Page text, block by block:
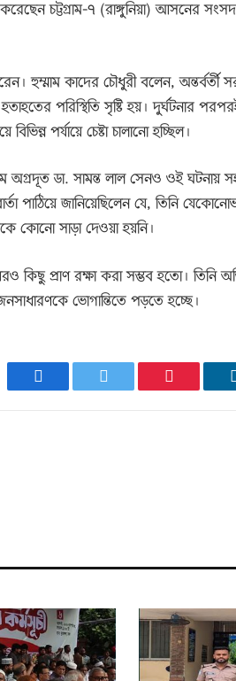
চট্টগ্রাম-৭ (রাঙ্গুনিয়া) আসনের
হুম্মাম কাদের চৌধুরী বলেন, অন্তর্বর্তী
পরিস্থিতি সৃষ্টি হয়। দুর্ঘটনার
পর্যায়ে চেষ্টা চালানো হচ্ছিল।
অগ্রদূত ডা. সামন্ত লাল সেনও ওই ঘটনায়
পাঠিয়ে জানিয়েছিলেন যে, তিনি
কোনো সাড়া দেওয়া হয়নি।
কিছু প্রাণ রক্ষা করা সম্ভব হতো। তিনি
ভোগান্তিতে পড়তে হচ্ছে।
FacebookTwitter Pinterest